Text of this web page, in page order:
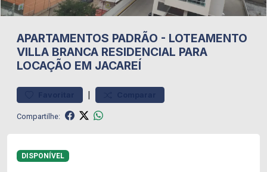
APARTAMENTOS PADRÃO - LOTEAMENTO
VILLA BRANCA RESIDENCIAL PARA
LOCAÇÃO EM JACAREÍ
|
Compartilhe:
DISPONÍVEL